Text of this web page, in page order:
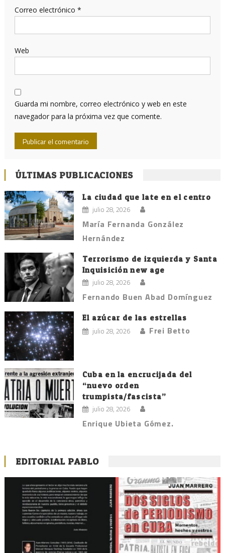
Correo electrónico *
Web
Guarda mi nombre, correo electrónico y web en este
navegador para la próxima vez que comente.
ÚLTIMAS PUBLICACIONES
La ciudad que late en el centro
julio 28, 2026
María Fernanda González
Hernández
Terrorismo de izquierda y Santa
Inquisición new age
julio 28, 2026
Fernando Buen Abad Domínguez
El azúcar de las estrellas
julio 28, 2026 Frei Betto
Cuba en la encrucijada del
“nuevo orden
trumpista/fascista”
julio 28, 2026
Enrique Ubieta Gómez.
EDITORIAL PABLO